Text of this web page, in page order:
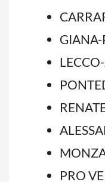
GIANA-
PRO